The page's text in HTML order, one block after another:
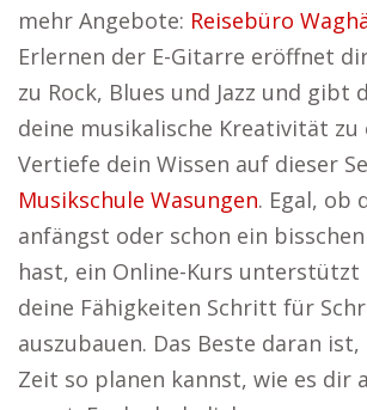
mehr Angebote: Reisebüro
Erlernen der E-Gitarre eröffnet
zu Rock, Blues und Jazz und gibt
deine musikalische Kreativität
Vertiefe dein Wissen auf dieser
Musikschule Wasungen. Egal, ob
anfängst oder schon ein
hast, ein Online-Kurs unterstützt
deine Fähigkeiten Schritt für
auszubauen. Das Beste daran ist,
Zeit so planen kannst, wie es dir